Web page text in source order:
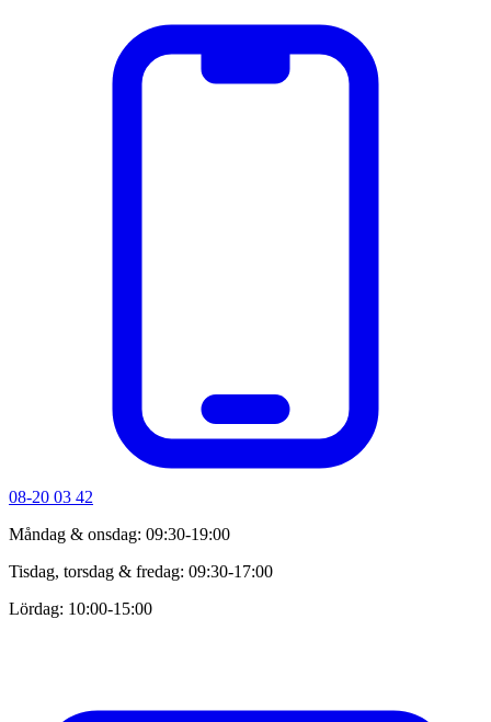
08-20 03 42
Måndag & onsdag: 09:30-19:00
Tisdag, torsdag & fredag: 09:30-17:00
Lördag: 10:00-15:00